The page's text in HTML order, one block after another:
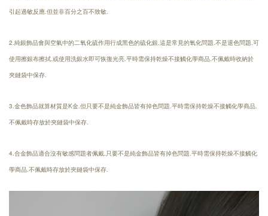
引起過敏反應.但並非百分之百不致敏.
2.純銀飾品會與空氣中的二氧化硫作用行成黑色的硫化銀.這是常見的氧化問題.不是退色問題.可
使用擦銀布擦拭.或使用洗銀水即可恢復光亮. 平時需保持乾燥不接觸化學商品. 不佩戴時收納於
夾鏈袋中保存.
3.金色飾品就算材質是K金.但只要不是純金飾品皆有掉色問題.平時需保持乾燥不接觸化學商品.
不佩戴時存放於夾鏈袋中保存.
4.合金飾品適合沒有敏感問題者佩戴.只要不是純金飾品皆有掉色問題.平時需保持乾燥不接觸化
學商品.不佩戴時存放於夾鏈袋中保存.